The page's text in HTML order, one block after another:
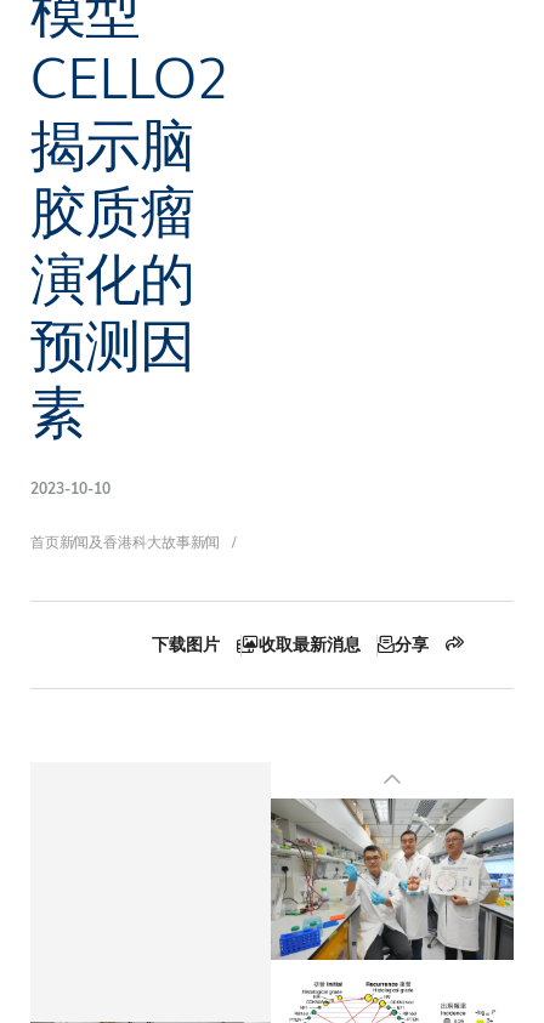
CELLO2
揭示脑
胶质瘤
演化的
预测因
素
2023-10-10
面
包
首页新闻及香港科大故事新闻
下载图片 收取最新消息 分享